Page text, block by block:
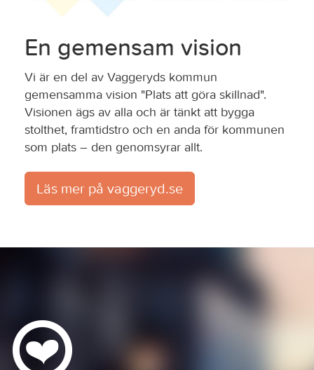
En gemensam vision
Vi är en del av Vaggeryds kommun
gemensamma vision "Plats att göra skillnad".
Visionen ägs av alla och är tänkt att bygga
stolthet, framtidstro och en anda för kommunen
som plats – den genomsyrar allt.
Läs mer på vaggeryd.se